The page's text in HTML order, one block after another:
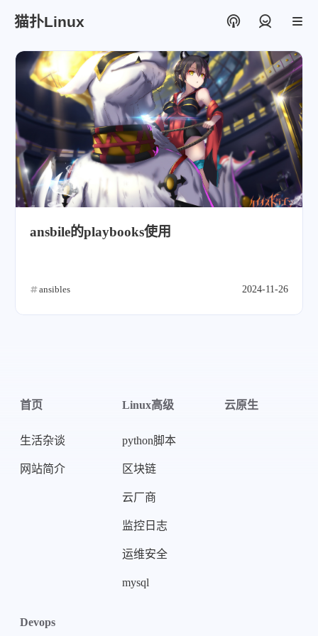
猫扑Linux
ansbile的playbooks使用
ansibles 2024-11-26
首页
生活杂谈
网站简介
Linux高级
python脚本
区块链
云厂商
监控日志
运维安全
mysql
云原生
Devops